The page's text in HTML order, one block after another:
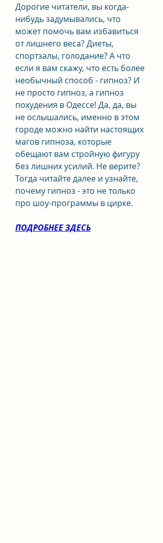
Дорогие читатели, вы когда-
нибудь задумывались, что
может помочь вам избавиться
от лишнего веса? Диеты,
спортзалы, голодание? А что
если я вам скажу, что есть более
необычный способ - гипноз? И
не просто гипноз, а гипноз
похудения в Одессе! Да, да, вы
не ослышались, именно в этом
городе можно найти настоящих
магов гипноза, которые
обещают вам стройную фигуру
без лишних усилий. Не верите?
Тогда читайте далее и узнайте,
почему гипноз - это не только
про шоу-программы в цирке.
ПОДРОБНЕЕ ЗДЕСЬ